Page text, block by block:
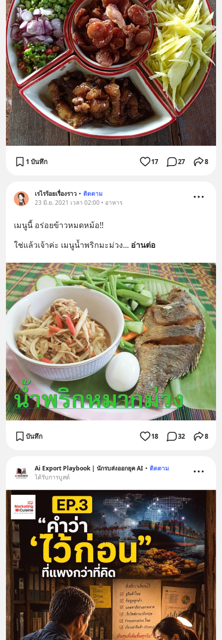
1 บันทึก 17 27 8
เรไรร้อยเรื่องราว • ติดตาม
23 มิ.ย. 2021 เวลา 02:00 • อาหาร
เมนูนี้ อร่อยข้าวหมดหม้อ!!
ใช่แล้วเจ้าค่ะ เมนูน้ำพริกมะม่วง... อ่านต่อ
บันทึก 18 32 8
Ai Export Playbook | นักรบส่งออกยุค AI • ติดตาม
ได้รับการบูสต์